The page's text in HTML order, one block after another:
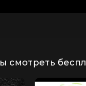
смотреть